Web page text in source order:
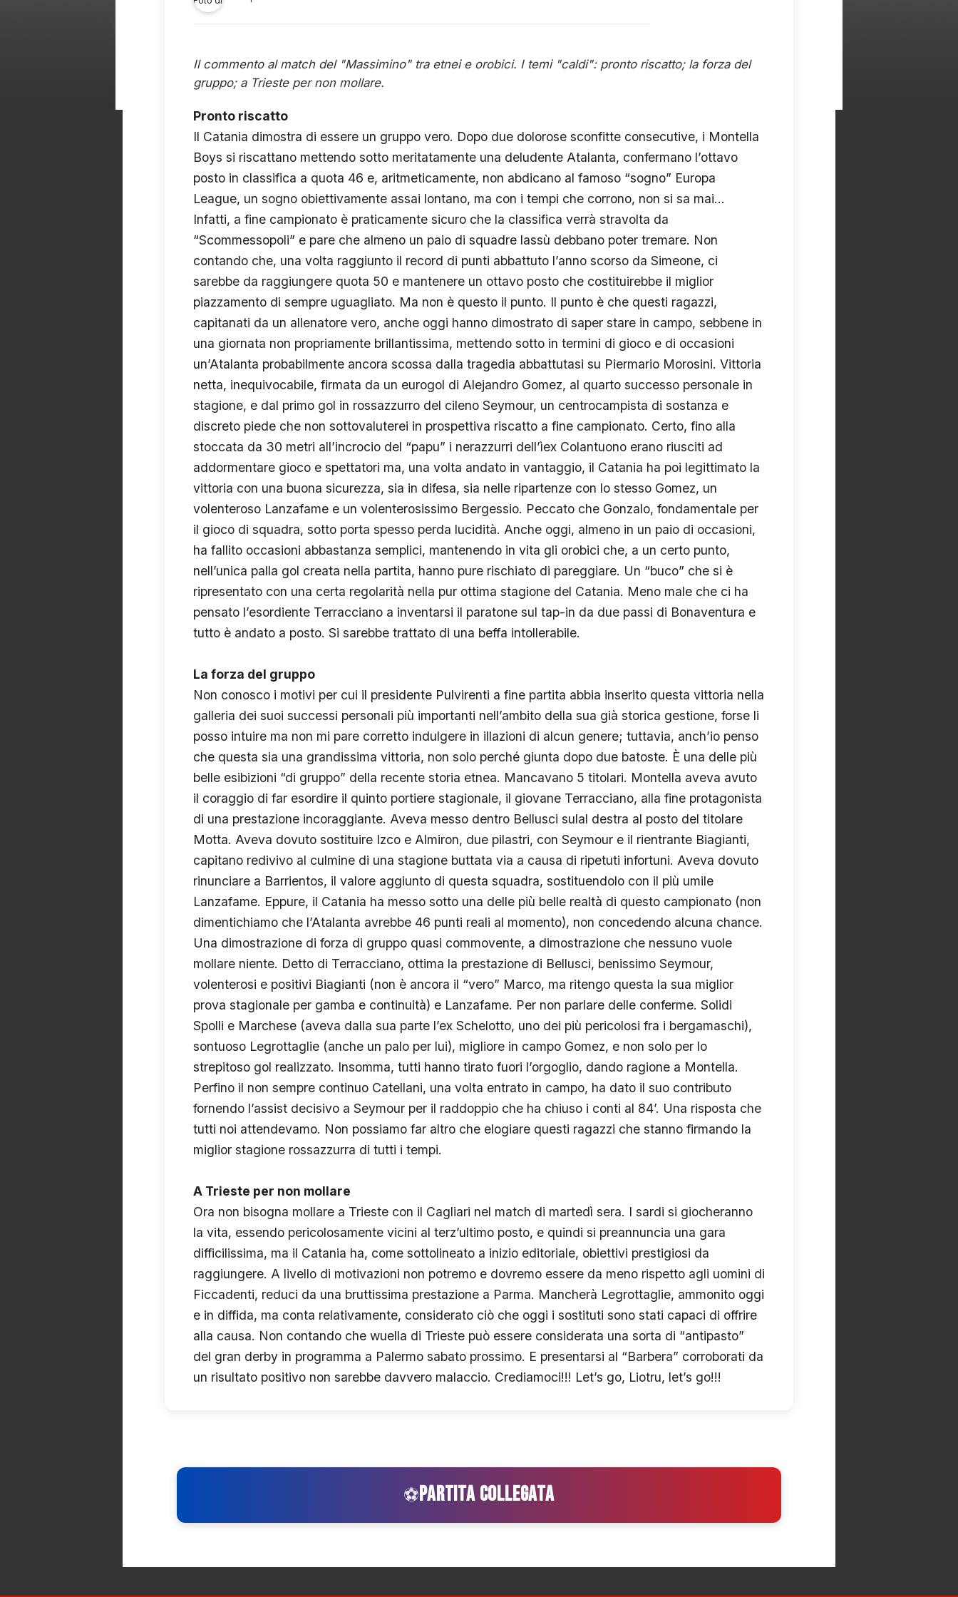
Il commento al match del "Massimino" tra etnei e orobici. I temi "caldi": pronto riscatto; la forza del
gruppo; a Trieste per non mollare.
Pronto riscatto
Il Catania dimostra di essere un gruppo vero. Dopo due dolorose sconfitte consecutive, i Montella
Boys si riscattano mettendo sotto meritatamente una deludente Atalanta, confermano l’ottavo
posto in classifica a quota 46 e, aritmeticamente, non abdicano al famoso “sogno” Europa
League, un sogno obiettivamente assai lontano, ma con i tempi che corrono, non si sa mai...
Infatti, a fine campionato è praticamente sicuro che la classifica verrà stravolta da
“Scommessopoli” e pare che almeno un paio di squadre lassù debbano poter tremare. Non
contando che, una volta raggiunto il record di punti abbattuto l’anno scorso da Simeone, ci
sarebbe da raggiungere quota 50 e mantenere un ottavo posto che costituirebbe il miglior
piazzamento di sempre uguagliato. Ma non è questo il punto. Il punto è che questi ragazzi,
capitanati da un allenatore vero, anche oggi hanno dimostrato di saper stare in campo, sebbene in
una giornata non propriamente brillantissima, mettendo sotto in termini di gioco e di occasioni
un’Atalanta probabilmente ancora scossa dalla tragedia abbattutasi su Piermario Morosini. Vittoria
netta, inequivocabile, firmata da un eurogol di Alejandro Gomez, al quarto successo personale in
stagione, e dal primo gol in rossazzurro del cileno Seymour, un centrocampista di sostanza e
discreto piede che non sottovaluterei in prospettiva riscatto a fine campionato. Certo, fino alla
stoccata da 30 metri all’incrocio del “papu” i nerazzurri dell’ìex Colantuono erano riusciti ad
addormentare gioco e spettatori ma, una volta andato in vantaggio, il Catania ha poi legittimato la
vittoria con una buona sicurezza, sia in difesa, sia nelle ripartenze con lo stesso Gomez, un
volenteroso Lanzafame e un volenterosissimo Bergessio. Peccato che Gonzalo, fondamentale per
il gioco di squadra, sotto porta spesso perda lucidità. Anche oggi, almeno in un paio di occasioni,
ha fallito occasioni abbastanza semplici, mantenendo in vita gli orobici che, a un certo punto,
nell’unica palla gol creata nella partita, hanno pure rischiato di pareggiare. Un “buco” che si è
ripresentato con una certa regolarità nella pur ottima stagione del Catania. Meno male che ci ha
pensato l’esordiente Terracciano a inventarsi il paratone sul tap-in da due passi di Bonaventura e
tutto è andato a posto. Si sarebbe trattato di una beffa intollerabile.
La forza del gruppo
Non conosco i motivi per cui il presidente Pulvirenti a fine partita abbia inserito questa vittoria nella
galleria dei suoi successi personali più importanti nell’ambito della sua già storica gestione, forse li
posso intuire ma non mi pare corretto indulgere in illazioni di alcun genere; tuttavia, anch’io penso
che questa sia una grandissima vittoria, non solo perché giunta dopo due batoste. È una delle più
belle esibizioni “di gruppo” della recente storia etnea. Mancavano 5 titolari. Montella aveva avuto
il coraggio di far esordire il quinto portiere stagionale, il giovane Terracciano, alla fine protagonista
di una prestazione incoraggiante. Aveva messo dentro Bellusci sulal destra al posto del titolare
Motta. Aveva dovuto sostituire Izco e Almiron, due pilastri, con Seymour e il rientrante Biagianti,
capitano redivivo al culmine di una stagione buttata via a causa di ripetuti infortuni. Aveva dovuto
rinunciare a Barrientos, il valore aggiunto di questa squadra, sostituendolo con il più umile
Lanzafame. Eppure, il Catania ha messo sotto una delle più belle realtà di questo campionato (non
dimentichiamo che l’Atalanta avrebbe 46 punti reali al momento), non concedendo alcuna chance.
Una dimostrazione di forza di gruppo quasi commovente, a dimostrazione che nessuno vuole
mollare niente. Detto di Terracciano, ottima la prestazione di Bellusci, benissimo Seymour,
volenterosi e positivi Biagianti (non è ancora il “vero” Marco, ma ritengo questa la sua miglior
prova stagionale per gamba e continuità) e Lanzafame. Per non parlare delle conferme. Solidi
Spolli e Marchese (aveva dalla sua parte l’ex Schelotto, uno dei più pericolosi fra i bergamaschi),
sontuoso Legrottaglie (anche un palo per lui), migliore in campo Gomez, e non solo per lo
strepitoso gol realizzato. Insomma, tutti hanno tirato fuori l’orgoglio, dando ragione a Montella.
Perfino il non sempre continuo Catellani, una volta entrato in campo, ha dato il suo contributo
fornendo l’assist decisivo a Seymour per il raddoppio che ha chiuso i conti al 84’. Una risposta che
tutti noi attendevamo. Non possiamo far altro che elogiare questi ragazzi che stanno firmando la
miglior stagione rossazzurra di tutti i tempi.
A Trieste per non mollare
Ora non bisogna mollare a Trieste con il Cagliari nel match di martedì sera. I sardi si giocheranno
la vita, essendo pericolosamente vicini al terz’ultimo posto, e quindi si preannuncia una gara
difficilissima, ma il Catania ha, come sottolineato a inizio editoriale, obiettivi prestigiosi da
raggiungere. A livello di motivazioni non potremo e dovremo essere da meno rispetto agli uomini di
Ficcadenti, reduci da una bruttissima prestazione a Parma. Mancherà Legrottaglie, ammonito oggi
e in diffida, ma conta relativamente, considerato ciò che oggi i sostituti sono stati capaci di offrire
alla causa. Non contando che wuella di Trieste può essere considerata una sorta di “antipasto”
del gran derby in programma a Palermo sabato prossimo. E presentarsi al “Barbera” corroborati da
un risultato positivo non sarebbe davvero malaccio. Crediamoci!!! Let’s go, Liotru, let’s go!!!
⚽PARTITA COLLEGATA